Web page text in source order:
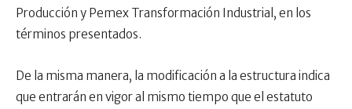
Producción y Pemex Transformación Industrial, en los
términos presentados.
De la misma manera, la modificación a la estructura indica
que entrarán en vigor al mismo tiempo que el estatuto